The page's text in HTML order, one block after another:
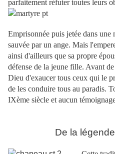
parfaitement réfuter toutes leurs
Emprisonnée puis jetée dans
sauvée par un ange. Mais
ainsi d'ailleurs que sa propre
défense de la jeune fille. Avant
Dieu d'exaucer tous ceux qui le
de les conduire tous au paradis.
IXème siècle et aucun
De la